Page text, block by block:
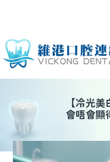
【冷光美
會唔會顯